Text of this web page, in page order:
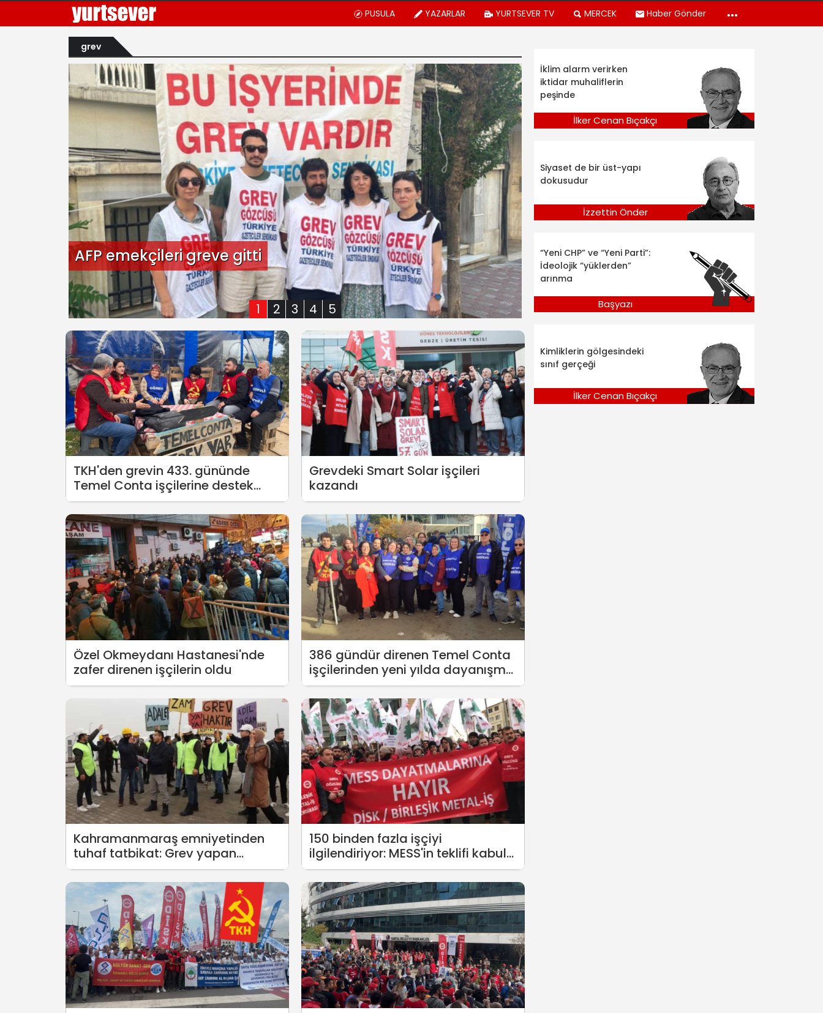
PUSULA YAZARLAR YURTSEVER TV MERCEK Haber Gönder
grev
1 2 3 4 5
AFP emekçileri greve gitti
TKH'den grevin 433. gününde
Temel Conta işçilerine destek
ziyareti
Grevdeki Smart Solar işçileri
kazandı
Özel Okmeydanı Hastanesi'nde
zafer direnen işçilerin oldu
386 gündür direnen Temel Conta
işçilerinden yeni yılda dayanışma
mesajı
Kahramanmaraş emniyetinden
tuhaf tatbikat: Grev yapan
işçilere nasıl müdahale edilir!
150 binden fazla işçiyi
ilgilendiriyor: MESS'in teklifi kabul
edilmedi
İklim alarm verirken
iktidar muhaliflerin
peşinde
İlker Cenan Bıçakçı
Siyaset de bir üst-yapı
dokusudur
İzzettin Önder
“Yeni CHP” ve “Yeni Parti”:
İdeolojik “yüklerden”
arınma
Başyazı
Kimliklerin gölgesindeki
sınıf gerçeği
İlker Cenan Bıçakçı